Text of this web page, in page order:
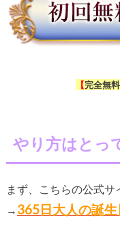
【完全無
やり方はとっ
まず、こちらの公式サ
→ 365日大人の誕